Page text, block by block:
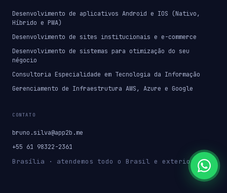
Desenvolvimento de aplicativos Android e IOS (Nativo,
Híbrido e PWA)
Desenvolvimento de sites institucionais e e-commerce
Desenvolvimento de sistemas para otimização do seu
négocio
Consultoria Especialidade em Tecnologia da Informação
Gerenciamento de Infraestrutura AWS, Azure e Google
CONTATO
bruno.silva@app2b.me
+55 61 98322-2361
Brasília · atendemos todo o Brasil e exterior